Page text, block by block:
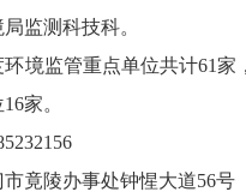
监测科技科。
环境监管重点单位共计61
家。
竟陵办事处钟惺大道56号